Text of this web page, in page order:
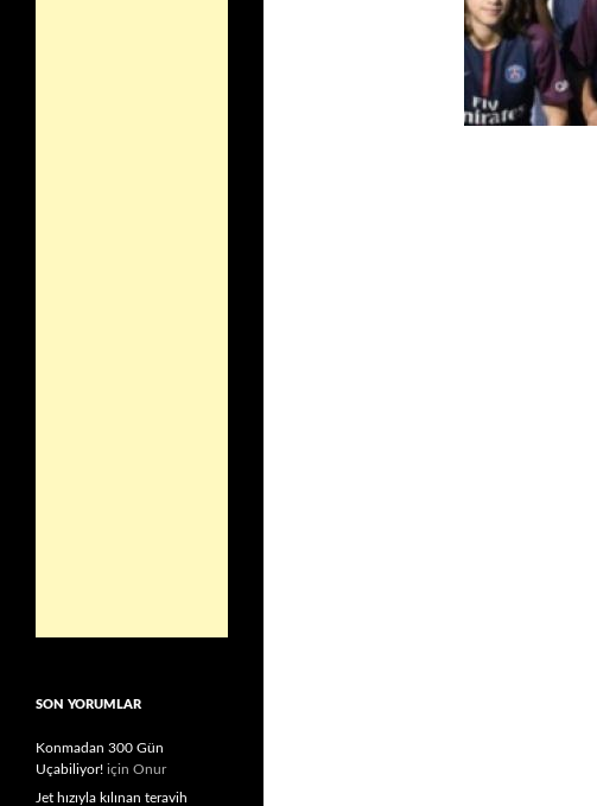
SON YORUMLAR
Konmadan 300 Gün
Uçabiliyor! için Onur
Jet hızıyla kılınan teravih